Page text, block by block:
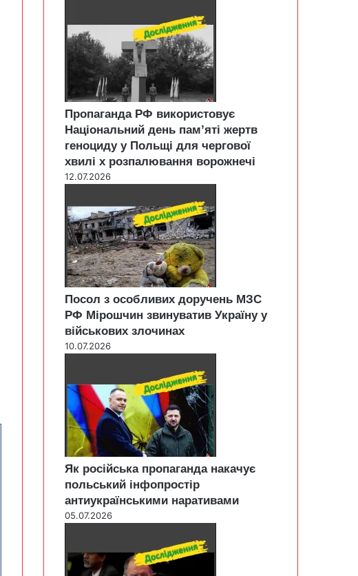
Пропаганда РФ використовує
Національний день пам’яті жертв
геноциду у Польщі для чергової
хвилі х розпалювання ворожнечі
12.07.2026
Посол з особливих доручень МЗС
РФ Мірошчин звинуватив Україну у
військових злочинах
10.07.2026
Як російська пропаганда накачує
польський інфопростір
антиукраїнськими наративами
05.07.2026